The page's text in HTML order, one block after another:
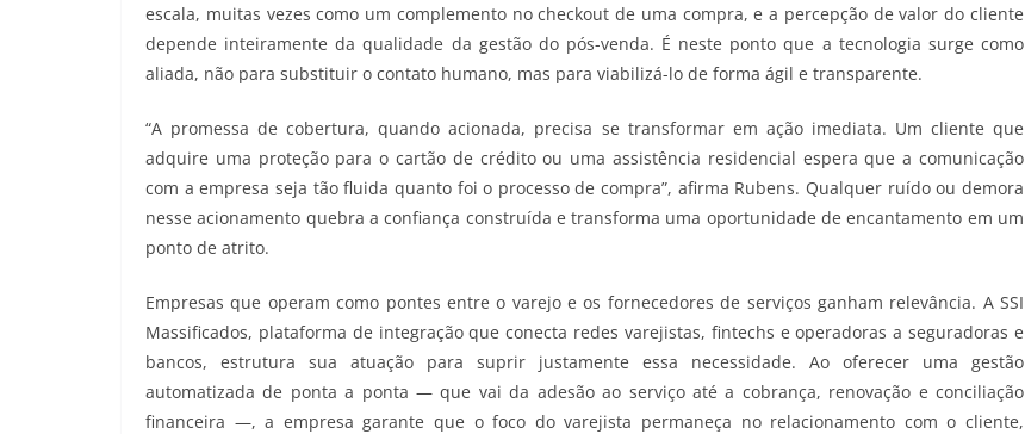
escala, muitas vezes como um complemento no checkout de uma compra, e a percepção de valor do cliente
depende inteiramente da qualidade da gestão do pós-venda. É neste ponto que a tecnologia surge como
aliada, não para substituir o contato humano, mas para viabilizá-lo de forma ágil e transparente.
“A promessa de cobertura, quando acionada, precisa se transformar em ação imediata. Um cliente que
adquire uma proteção para o cartão de crédito ou uma assistência residencial espera que a comunicação
com a empresa seja tão fluida quanto foi o processo de compra”, afirma Rubens. Qualquer ruído ou demora
nesse acionamento quebra a confiança construída e transforma uma oportunidade de encantamento em um
ponto de atrito.
Empresas que operam como pontes entre o varejo e os fornecedores de serviços ganham relevância. A SSI
Massificados, plataforma de integração que conecta redes varejistas, fintechs e operadoras a seguradoras e
bancos, estrutura sua atuação para suprir justamente essa necessidade. Ao oferecer uma gestão
automatizada de ponta a ponta — que vai da adesão ao serviço até a cobrança, renovação e conciliação
financeira —, a empresa garante que o foco do varejista permaneça no relacionamento com o cliente,